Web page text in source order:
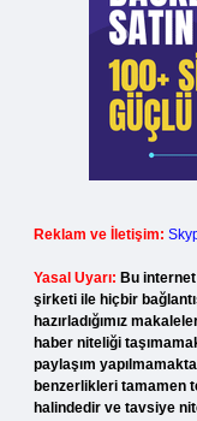
Reklam ve İletişim:
Yasal Uyarı: Bu
şirketi ile hiçbir
hazırladığımız
haber niteliği
paylaşım
benzerlikleri tamamen
halindedir ve tavsiye